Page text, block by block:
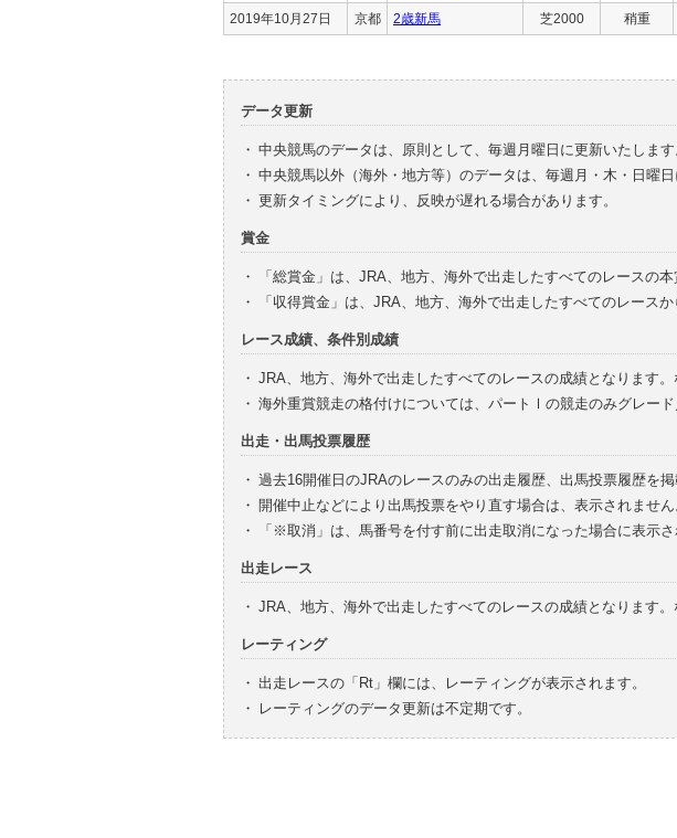
2019年10月27日 京都 2歳新馬 芝2000 稍重
データ更新
・ 中央競馬のデータは、原則として、毎週月曜日に更新いたします
・ 中央競馬以外（海外・地方等）のデータは、毎週月・木・日曜日
・ 更新タイミングにより、反映が遅れる場合があります。
賞金
・
「総賞金」は、JRA、地方、海外で出走したすべてのレースの
・
「収得賞金」は、JRA、地方、海外で出走したすべてのレース
レース成績、条件別成績
・ JRA、地方、海外で出走したすべてのレースの成績となります
・ 海外重賞競走の格付けについては、パートⅠの競走のみグレード
出走・出馬投票履歴
・ 過去16開催日のJRAのレースのみの出走履歴、出馬投票履歴を掲
・ 開催中止などにより出馬投票をやり直す場合は、表示されません
・
「※取消」は、馬番号を付す前に出走取消になった場合に表示さ
出走レース
・ JRA、地方、海外で出走したすべてのレースの成績となります
レーティング
・ 出走レースの「Rt」欄には、レーティングが表示されます。
・
レーティングのデータ更新は不定期です。